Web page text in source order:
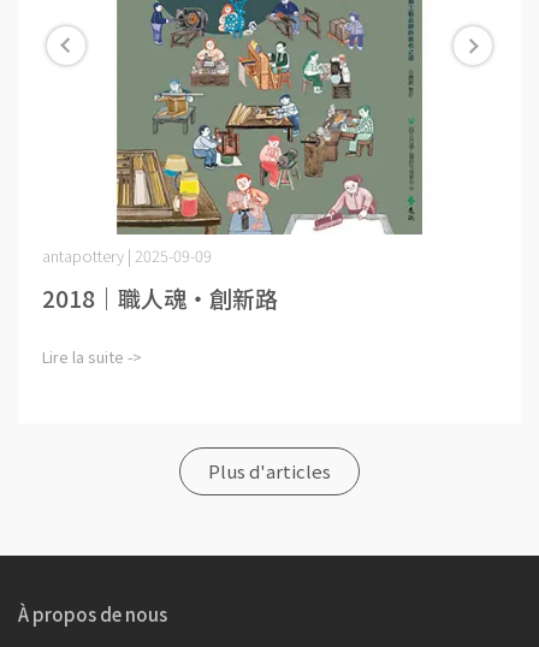
antapottery | 2025-09-09
2018｜職人魂‧創新路
Lire la suite ->
Plus d'articles
À propos de nous